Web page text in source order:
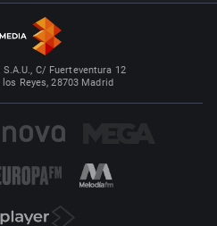
C/ Fuerteventura 12
Reyes, 28703 Madrid